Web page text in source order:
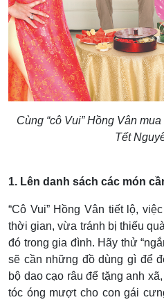
Cùng “cô Vui” Hồng Vân
Tết
1. Lên danh sách các món
“Cô Vui” Hồng Vân tiết lộ,
thời gian, vừa tránh bị thiếu
đó trong gia đình. Hãy thử
sẽ cần những đồ dùng gì để
bộ dao cạo râu để tặng anh
tóc óng mượt cho con gái